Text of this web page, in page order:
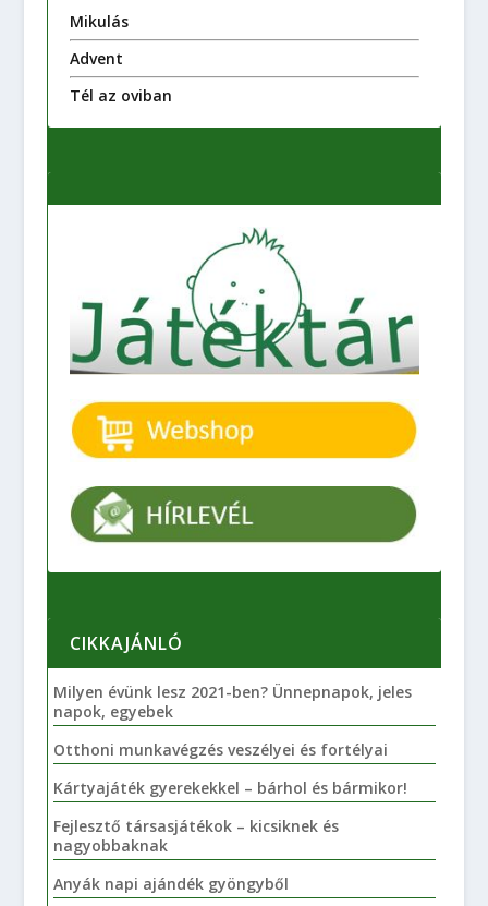
Mikulás
Advent
Tél az oviban
CIKKAJÁNLÓ
Milyen évünk lesz 2021-ben? Ünnepnapok, jeles
napok, egyebek
Otthoni munkavégzés veszélyei és fortélyai
Kártyajáték gyerekekkel – bárhol és bármikor!
Fejlesztő társasjátékok – kicsiknek és
nagyobbaknak
Anyák napi ajándék gyöngyből